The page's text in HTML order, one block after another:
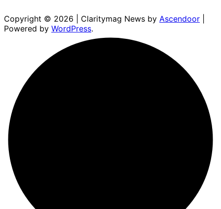
Copyright © 2026 | Claritymag News by Ascendoor
Powered by WordPress.